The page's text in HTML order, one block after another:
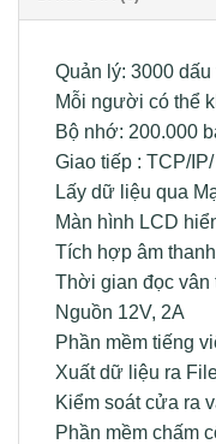
Quản lý: 3000
Mỗi người có thể
Bộ nhớ: 200.000
Giao tiếp : TCP/
Lấy dữ liệu qua
Màn hình LCD
Tích hợp âm
Thời gian đọc vân
Nguồn 12V, 2A
Phần mềm tiếng
Xuất dữ liệu ra
Kiểm soát cửa ra
Phần mềm chấm